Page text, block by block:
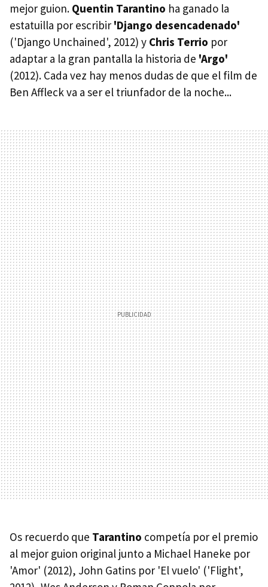
mejor guion. Quentin Tarantino ha ganado la
estatuilla por escribir 'Django desencadenado'
('Django Unchained', 2012) y Chris Terrio por
adaptar a la gran pantalla la historia de 'Argo'
(2012). Cada vez hay menos dudas de que el film de
Ben Affleck va a ser el triunfador de la noche...
Os recuerdo que Tarantino competía por el premio
al mejor guion original junto a Michael Haneke por
'Amor' (2012), John Gatins por 'El vuelo' ('Flight',